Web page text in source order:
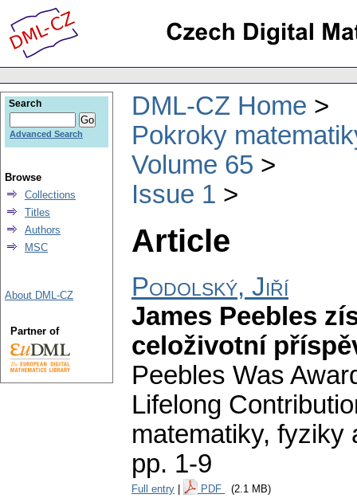
DML-CZ Home
Pokroky
Volume 65
Issue 1
Article
Podolský, Jiří
James Peebles
celoživotní
Peebles Was
Lifelong
matematiky, fyziky
pp. 1-9
Full entry PDF (2.1 MB)
Search
Advanced Search
Browse
Collections
Titles
Authors
MSC
About DML-CZ
Partner of